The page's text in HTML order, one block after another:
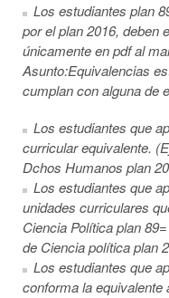
Los estudiantes plan
por el plan 2016, deben
únicamente en pdf al
Asunto:Equivalencias
cumplan con alguna de
Los estudiantes que
curricular equivalente.
Dchos Humanos plan
Los estudiantes que
unidades curriculares
Ciencia Política plan
de Ciencia política plan
Los estudiantes que
conforma la equivalente